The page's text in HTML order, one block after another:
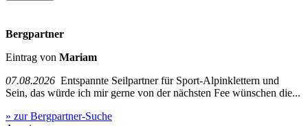
Bergpartner
Eintrag von Mariam
07.08.2026 Entspannte Seilpartner für Sport-Alpinklettern und
Sein, das würde ich mir gerne von der nächsten Fee wünschen die...
» zur Bergpartner-Suche